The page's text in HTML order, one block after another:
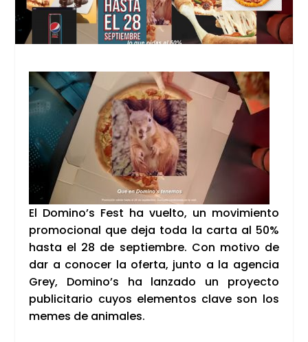
El Domino’s Fest ha vuel­to, un movi­mien­to
pro­mo­cio­nal que deja toda la car­ta al 50%
has­ta el 28 de sep­tiem­bre. Con moti­vo de
dar a cono­cer la ofer­ta, jun­to a la agen­cia
Grey, Domi­no’s ha lan­za­do un pro­yec­to
publi­ci­ta­rio cuyos ele­men­tos cla­ve son los
memes de ani­ma­les.